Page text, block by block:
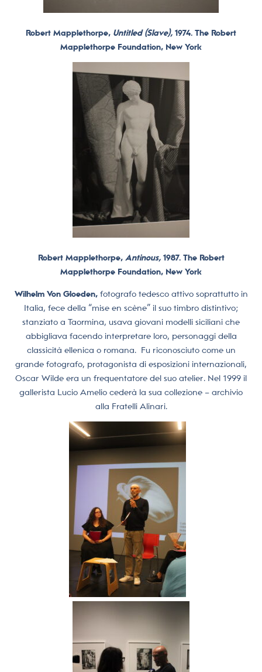
Robert Mapplethorpe, Untitled (Slave), 1974. The Robert
Mapplethorpe Foundation, New York
Robert Mapplethorpe, Antinous,1987. The Robert
Mapplethorpe Foundation, New York
Wilhelm Von Gloeden,fotografo tedesco attivo soprattutto in
Italia, fece della “mise en scène” il suo timbro distintivo;
stanziato a Taormina, usava giovani modelli siciliani che
abbigliava facendo interpretare loro, personaggi della
classicità ellenica o romana. Fu riconosciuto come un
grande fotografo, protagonista di esposizioni internazionali,
Oscar Wilde era un frequentatore del suo atelier. Nel 1999 il
gallerista Lucio Amelio cederà la sua collezione – archivio
alla Fratelli Alinari.